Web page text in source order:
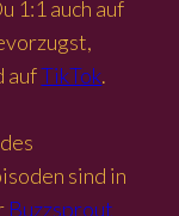
1:1 auch auf
aufTikTok.
sind in
Buzzsprout